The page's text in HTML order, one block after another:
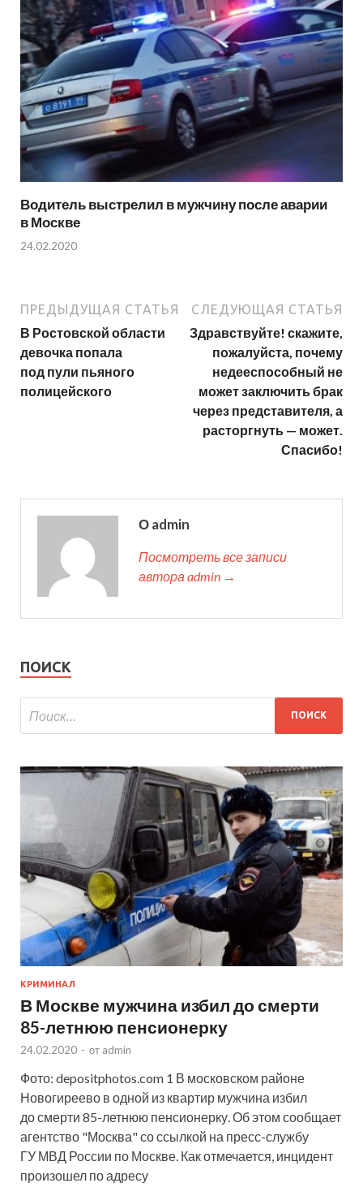
Водитель выстрелил в мужчину после аварии
в Москве
24.02.2020
ПРЕДЫДУЩАЯ СТАТЬЯ
В Ростовской области
девочка попала
под пули пьяного
полицейского
СЛЕДУЮЩАЯ СТАТЬЯ
Здравствуйте! скажите,
пожалуйста, почему
недееспособный не
может заключить брак
через представителя, а
расторгнуть — может.
Спасибо!
О admin
Посмотреть все записи
автора admin →
ПОИСК
КРИМИНАЛ
В Москве мужчина избил до смерти
85-летнюю пенсионерку
24.02.2020 - от admin
Фото: depositphotos.com 1 В московском районе
Новогиреево в одной из квартир мужчина избил
до смерти 85-летнюю пенсионерку. Об этом сообщает
агентство "Москва" со ссылкой на пресс-службу
ГУ МВД России по Москве. Как отмечается, инцидент
произошел по адресу